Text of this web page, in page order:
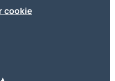
cookie